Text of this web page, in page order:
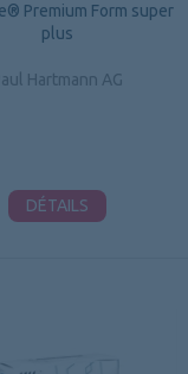
Premium Form super
plus
Hartmann AG
DÉTAILS